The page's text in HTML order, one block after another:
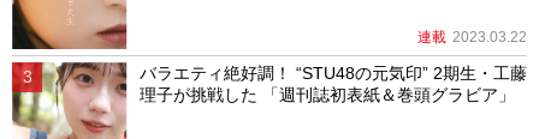
連載 2023.03.22
バラエティ絶好調！ “STU48の元気印” 2期生・工藤
理子が挑戦した 「週刊誌初表紙＆巻頭グラビア」